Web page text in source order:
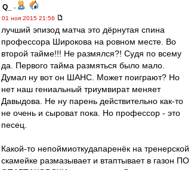
Q_
-
01 ноя 2015 21:56
лучший эпизод матча это дёрнутая спина
профессора Широкова на ровном месте. Во
второй тайме!!! Не размялся?! Судя по всему
да. Первого тайма размяться было мало.
Думал ну вот он ШАНС. Может поиграют? Но
нет наш гениальный триумвират меняет
Давыдова. Не ну парень действительно как-то
не очень и сыроват пока. Но профессор - это
песец.
Какой-то непоймиоткудапаренёк на тренерской
скамейке размазывает и втаптывает в газон ПО